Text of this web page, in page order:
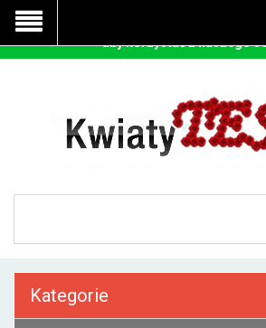
Kategorie
Nasza strona korzysta z cookies - czyli
prawidłowego działania. Zaakceptuj
aby korzystać z naszego